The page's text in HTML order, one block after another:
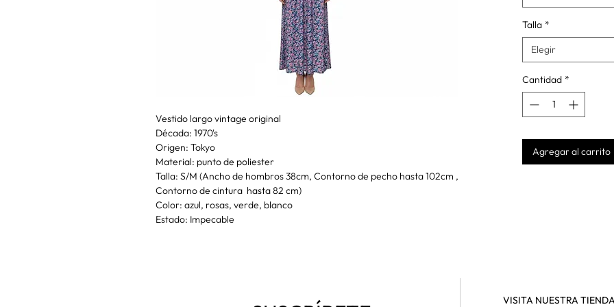
Vestido largo vintage original
Década: 1970's
Origen: Tokyo
Material: punto de poliester
Talla: S/M (Ancho de hombros 38cm, Contorno de pecho hasta 102cm ,
Contorno de cintura hasta 82 cm)
Color: azul, rosas, verde, blanco
Estado: Impecable
Talla *
Elegir
Cantidad *
Agregar al carrito
VISITA NUESTRA